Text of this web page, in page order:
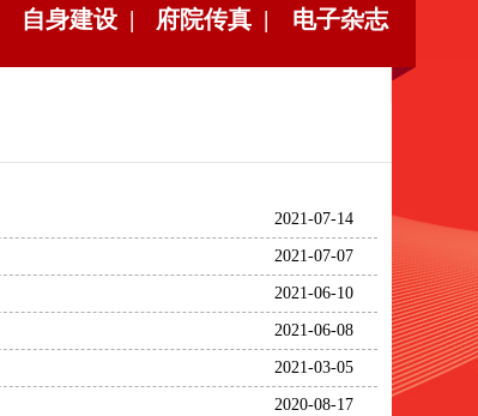
自身建设 | 府院传真 | 电子杂志
2021-07-14
2021-07-07
2021-06-10
2021-06-08
2021-03-05
2020-08-17